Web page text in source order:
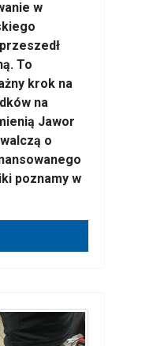
w
To
krok na
na
Jawor
o
poznamy w